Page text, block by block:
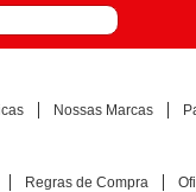
Nossas Marcas
Regras de Compra